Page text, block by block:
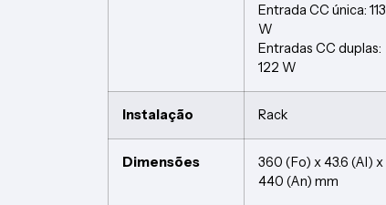
Entrada CC única: 113
W
Entradas CC duplas:
122 W
Instalação Rack
Dimensões
360 (Fo) x 43.6 (Al) x
440 (An) mm